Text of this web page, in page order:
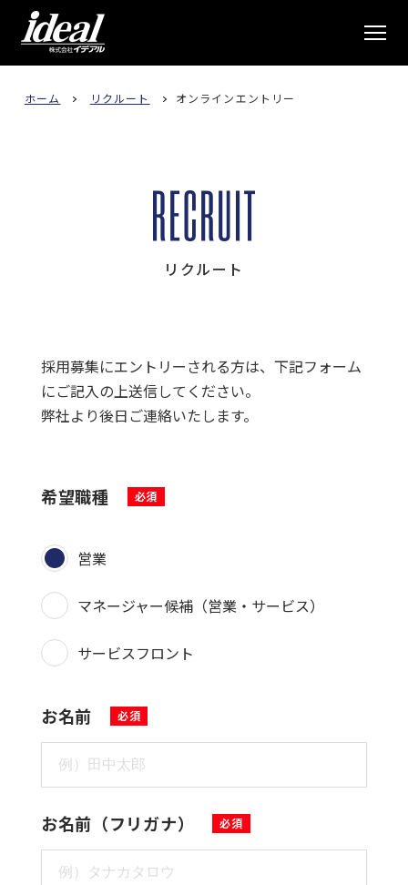
ホーム リクルート オンラインエントリー
リクルート
採用募集にエントリーされる方は、下記フォーム
にご記入の上送信してください。
弊社より後日ご連絡いたします。
希望職種
営業
マネージャー候補（営業・サービス）
サービスフロント
お名前
お名前（フリガナ）